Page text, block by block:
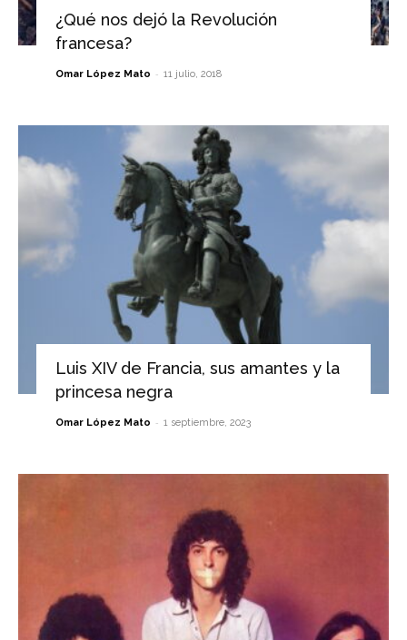
¿Qué nos dejó la Revolución
francesa?
Omar López Mato - 11 julio, 2018
Luis XIV de Francia, sus amantes y la
princesa negra
Omar López Mato - 1 septiembre, 2023